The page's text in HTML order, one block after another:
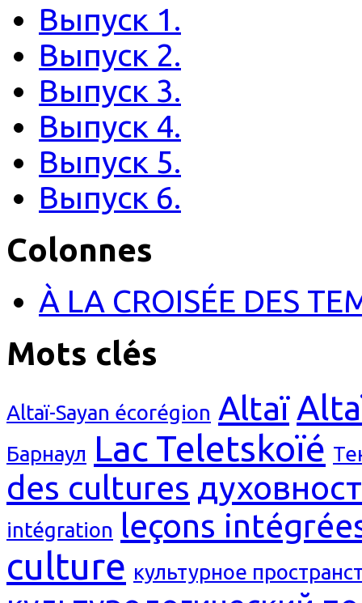
Выпуск 1.
Выпуск 2.
Выпуск 3.
Выпуск 4.
Выпуск 5.
Выпуск 6.
Colonnes
À LA CROISÉE DES
Mots clés
Altaï-Sayan écorégion Altaï
Барнаул Lac Teletskoïé
des cultures
intégration leçons
culture культурное